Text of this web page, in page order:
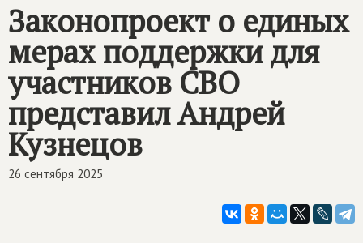
Законопроект о единых
мерах поддержки для
участников СВО
представил Андрей
Кузнецов
26 сентября 2025